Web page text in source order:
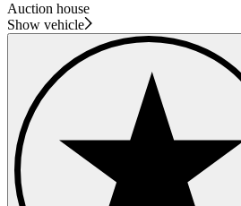
Auction house
Show vehicle